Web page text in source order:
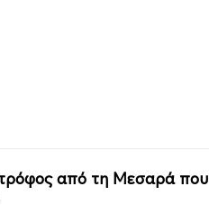
από τη Μεσαρά που